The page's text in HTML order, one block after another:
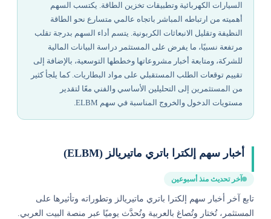
السيارات الكهربائية وتطبيقات تخزين الطاقة. يكتسب السهم
أهميته من ارتباطه المباشر باتجاه عالمي متسارع نحو الطاقة
النظيفة وتقليل الانبعاثات الكربونية. يتسم أداء السهم بدرجة تقلب
مرتفعة نسبيًا، ما يفرض على المستثمر دراسة البيانات المالية
للشركة، ومتابعة أخبار مشروعاتها وخططها التوسعية، بالإضافة إلى
تقييم توقعات الطلب المستقبلي على مواد البطاريات. كما يلجأ كثير
من المستثمرين إلى التحليلين الأساسي والفني معًا لتقدير
مستويات الدخول والخروج المناسبة في سهم ELBM.
أخبار سهم إلكترا باتري ماتيريالز (ELBM)
آخر تحديث منذ أسبوعين
تابع آخر أخبار سهم إلكترا باتري ماتيريالز وتطوراته وتأثيرها على
المستثمر، تُختار وتُصاغ بالعربية وتُحدَّث يوميًا عبر منصة البيت العربي.